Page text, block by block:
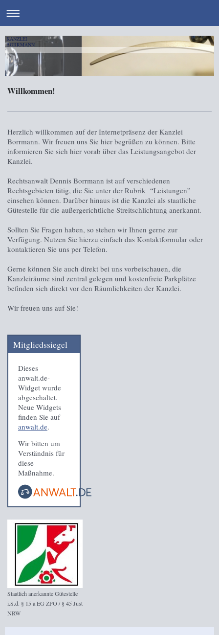
KANZLEI
BORRMANN
Willkommen!
Herzlich willkommen auf der Internetpräsenz der Kanzlei
Borrmann. Wir freuen uns Sie hier begrüßen zu können. Bitte
informieren Sie sich hier vorab über das Leistungsangebot der
Kanzlei.
Rechtsanwalt Dennis Borrmann ist auf verschiedenen
Rechtsgebieten tätig, die Sie unter der Rubrik “Leistungen”
einsehen können. Darüber hinaus ist die Kanzlei als staatliche
Gütestelle für die außergerichtliche Streitschlichtung anerkannt.
Sollten Sie Fragen haben, so stehen wir Ihnen gerne zur
Verfügung. Nutzen Sie hierzu einfach das Kontaktformular oder
kontaktieren Sie uns per Telefon.
Gerne können Sie auch direkt bei uns vorbeischauen, die
Kanzleiräume sind zentral gelegen und kostenfreie Parkplätze
befinden sich direkt vor den Räumlichkeiten der Kanzlei.
Wir freuen uns auf Sie!
Mitgliedssiegel
Dieses
anwalt.de-
Widget wurde
abgeschaltet.
Neue Widgets
finden Sie auf
anwalt.de.
Wir bitten um
Verständnis für
diese
Maßnahme.
Staatlich anerkannte Gütestelle
i.S.d. § 15 a EG ZPO / § 45 Just
NRW